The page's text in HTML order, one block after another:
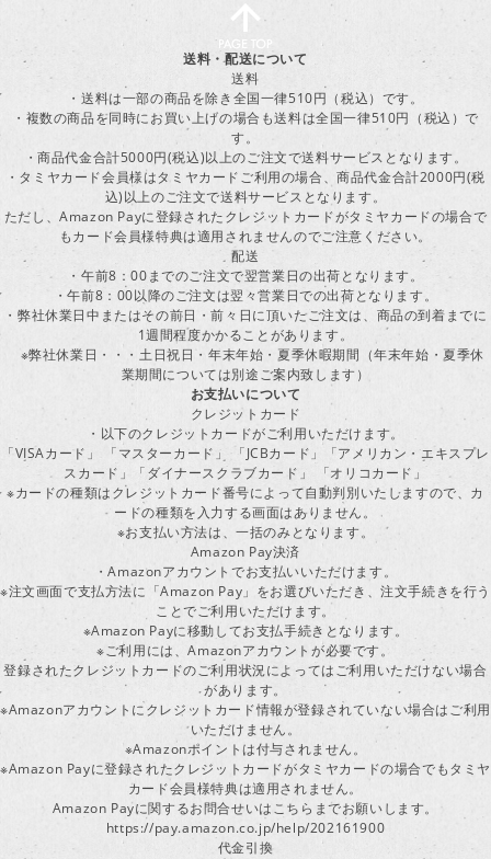
送料・配送について
送料
・送料は一部の商品を除き全国一律510円（税込）です。
・複数の商品を同時にお買い上げの場合も送料は全国一律510円（税込）で
す。
・商品代金合計5000円(税込)以上のご注文で送料サービスとなります。
・タミヤカード会員様はタミヤカードご利用の場合、商品代金合計2000円(税
込)以上のご注文で送料サービスとなります。
ただし、Amazon Payに登録されたクレジットカードがタミヤカードの場合で
もカード会員様特典は適用されませんのでご注意ください。
配送
・午前8：00までのご注文で翌営業日の出荷となります。
・午前8：00以降のご注文は翌々営業日での出荷となります。
・弊社休業日中またはその前日・前々日に頂いたご注文は、商品の到着までに
1週間程度かかることがあります。
※弊社休業日・・・土日祝日・年末年始・夏季休暇期間（年末年始・夏季休
業期間については別途ご案内致します）
お支払いについて
クレジットカード
・以下のクレジットカードがご利用いただけます。
「VISAカード」 「マスターカード」 「JCBカード」「アメリカン・エキスプレ
スカード」「ダイナースクラブカード」 「オリコカード」
※カードの種類はクレジットカード番号によって自動判別いたしますので、カ
ードの種類を入力する画面はありません。
※お支払い方法は、一括のみとなります。
Amazon Pay決済
・Amazonアカウントでお支払いいただけます。
※注文画面で支払方法に「Amazon Pay」をお選びいただき、注文手続きを行う
ことでご利用いただけます。
※Amazon Payに移動してお支払手続きとなります。
※ご利用には、Amazonアカウントが必要です。
登録されたクレジットカードのご利用状況によってはご利用いただけない場合
があります。
※Amazonアカウントにクレジットカード情報が登録されていない場合はご利用
いただけません。
※Amazonポイントは付与されません。
※Amazon Payに登録されたクレジットカードがタミヤカードの場合でもタミヤ
カード会員様特典は適用されません。
Amazon Payに関するお問合せいはこちらまでお願いします。
https://pay.amazon.co.jp/help/202161900
代金引換